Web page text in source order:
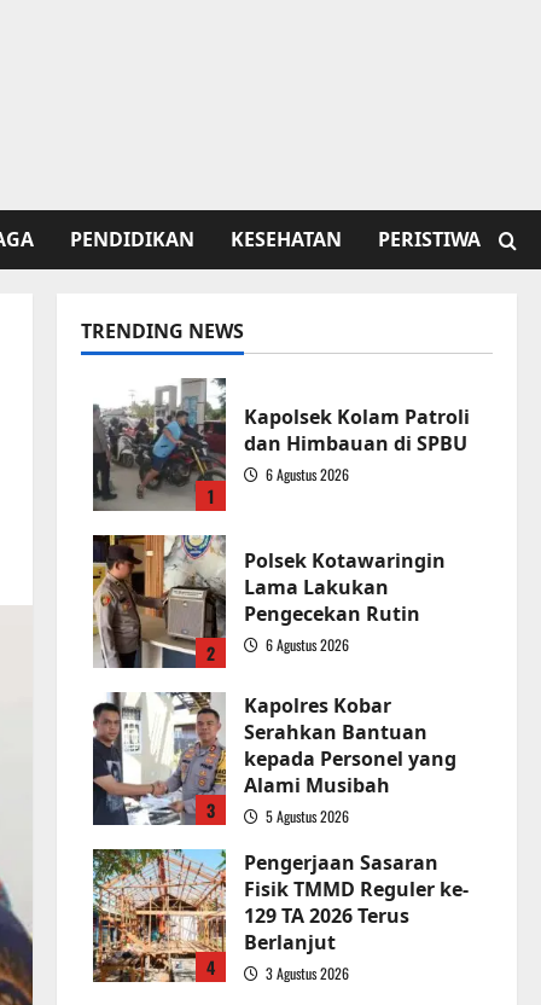
PENDIDIKAN KESEHATAN PERISTIWA
TRENDING NEWS
1
Kapolsek Kolam Patroli
dan Himbauan di SPBU
6 Agustus 2026
2
Polsek Kotawaringin
Lama Lakukan
Pengecekan Rutin
6 Agustus 2026
3
Kapolres Kobar
Serahkan Bantuan
kepada Personel yang
Alami Musibah
5 Agustus 2026
4
Pengerjaan Sasaran
Fisik TMMD Reguler ke-
129 TA 2026 Terus
Berlanjut
3 Agustus 2026